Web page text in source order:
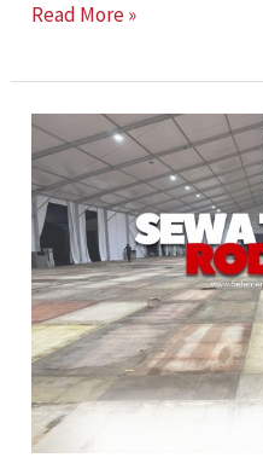
Read More »
Sewa
Tenda
Roders